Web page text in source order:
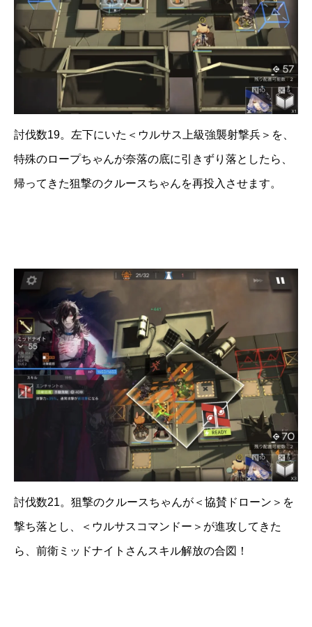
討伐数19。左下にいた＜ウルサス上級強襲射撃兵＞を、
特殊のロープちゃんが奈落の底に引きずり落としたら、
帰ってきた狙撃のクルースちゃんを再投入させます。
討伐数21。狙撃のクルースちゃんが＜協賛ドローン＞を
撃ち落とし、＜ウルサスコマンドー＞が進攻してきた
ら、前衛ミッドナイトさんスキル解放の合図！